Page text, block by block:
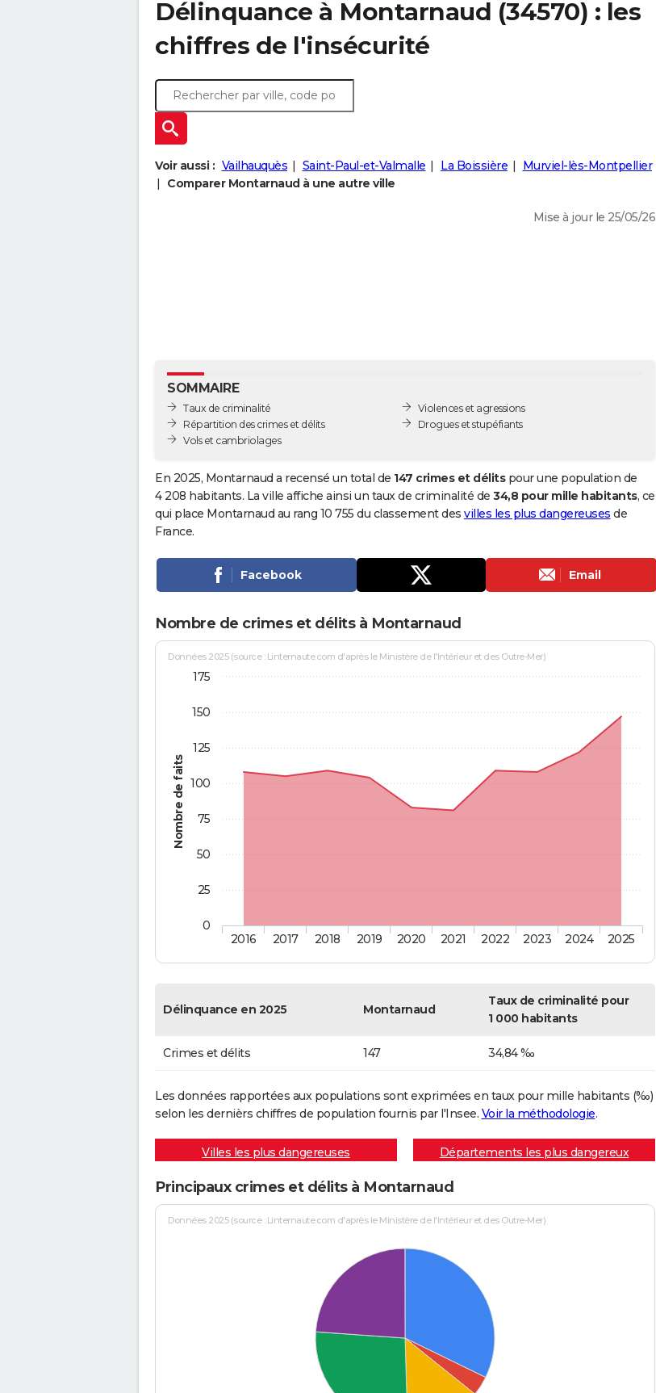
Délinquance à Montarnaud (34570) : les
chiffres de l'insécurité
Voir aussi : Vailhauquès Saint-Paul-et-Valmalle La Boissière
Murviel-lès-Montpellier
Comparer Montarnaud à une autre ville
Mise à jour le 25/05/26
SOMMAIRE
Taux de criminalité
Répartition des crimes et délits
Vols et cambriolages
Violences et agressions
Drogues et stupéfiants
En 2025, Montarnaud a recensé un total de 147 crimes et délitspour une population de
4 208 habitants. La ville affiche ainsi un taux de criminalité de 34,8 pour mille habitants, ce
qui place Montarnaud au rang 10 755 du classement des villes les plus dangereuses de
France.
Facebook Email
Nombre de crimes et délits à Montarnaud
Nombre de faits
Données 2025 (source : Linternaute.com d'après le Ministère de l'Intérieur et des Outre-Mer)
2016 2017 2018 2019 2020 2021 2022 2023 2024 2025
0
25
50
75
100
125
150
175
Délinquance en 2025 Montarnaud
Taux de criminalité pour
1 000 habitants
Crimes et délits 147 34,84 ‰
Les données rapportées aux populations sont exprimées en taux pour mille habitants (‰)
selon les dernièrs chiffres de population fournis par l'Insee. Voir la méthodologie.
Villes les plus dangereuses Départements les plus dangereux
Principaux crimes et délits à Montarnaud
Données 2025 (source : Linternaute.com d'après le Ministère de l'Intérieur et des Outre-Mer)